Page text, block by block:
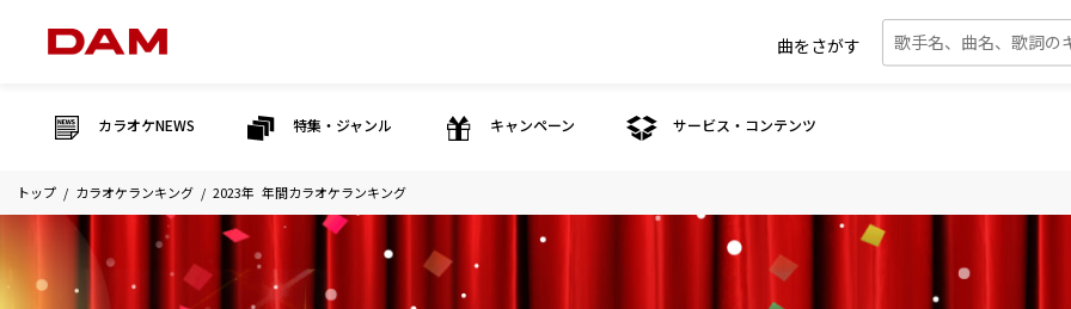
曲をさがす
カラオケNEWS 特集・ジャンル キャンペーン サービス・コンテンツ
トップ カラオケランキング 2023年 年間カラオケランキング